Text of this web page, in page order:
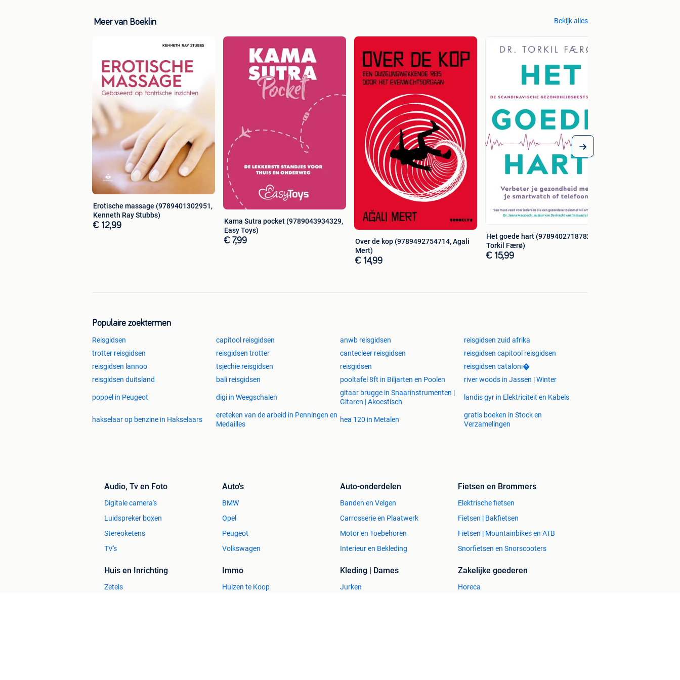
Meer van Boeklin Bekijk alles
Erotische massage (9789401302951,
Kenneth Ray Stubbs)
€ 12,99
Kama Sutra pocket (9789043934329,
Easy Toys)
€ 7,99
Over de kop (9789492754714, Agali
Mert)
€ 14,99
Het goede hart (9789402718782,
Torkil Færø)
€ 15,99
Populaire zoektermen
Reisgidsen capitool reisgidsen anwb reisgidsen
reisgidsen zuid afrika
trotter reisgidsen
reisgidsen trotter cantecleer reisgidsen
reisgidsen capitool reisgidsen
reisgidsen lannoo
tsjechie reisgidsen reisgidsen
reisgidsen cataloni�
reisgidsen duitsland
bali reisgidsen pooltafel 8ft in Biljarten en Poolen river woods in Jassen | Winter
poppel in Peugeot digi in Weegschalen
gitaar brugge in Snaarinstrumenten |
Gitaren | Akoestisch
landis gyr in Elektriciteit en Kabels
hakselaar op benzine in Hakselaars
ereteken van de arbeid in Penningen en
Medailles
hea 120 in Metalen
gratis boeken in Stock en
Verzamelingen
Audio, Tv en Foto
Digitale camera's
Luidspreker boxen
Stereoketens
TV's
Auto's
BMW
Opel
Peugeot
Volkswagen
Auto-onderdelen
Banden en Velgen
Carrosserie en Plaatwerk
Motor en Toebehoren
Interieur en Bekleding
Fietsen en Brommers
Elektrische fietsen
Fietsen | Bakfietsen
Fietsen | Mountainbikes en ATB
Snorfietsen en Snorscooters
Huis en Inrichting
Zetels
Immo
Huizen te Koop
Kleding | Dames
Jurken
Zakelijke goederen
Horeca